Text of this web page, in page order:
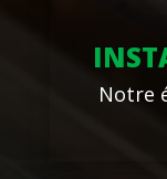
Notre